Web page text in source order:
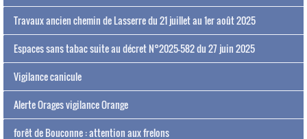
Travaux ancien chemin de Lasserre du 21 juillet au 1er août 2025
Espaces sans tabac suite au décret N°2025-582 du 27 juin 2025
Vigilance canicule
Alerte Orages vigilance Orange
forêt de Bouconne : attention aux frelons